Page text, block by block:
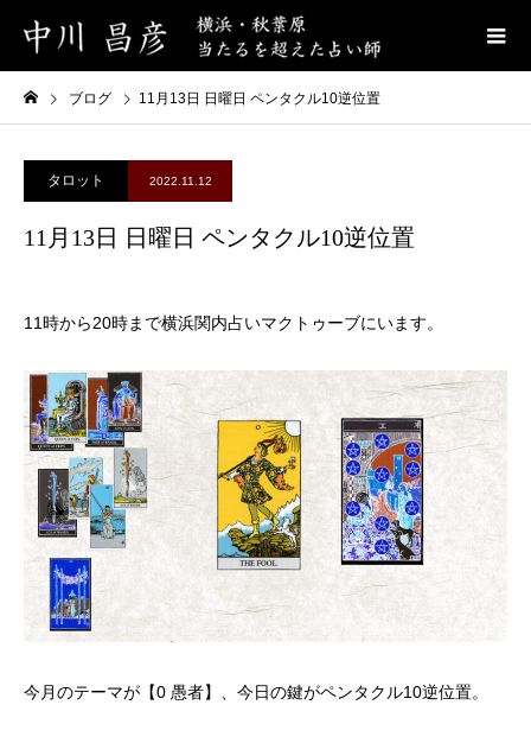
ブログ 11月13日 日曜日 ペンタクル10逆位置
タロット 2022.11.12
11月13日 日曜日 ペンタクル10逆位置
11時から20時まで横浜関内占いマクトゥーブにいます。
今月のテーマが【0 愚者】、今日の鍵がペンタクル10逆位置。